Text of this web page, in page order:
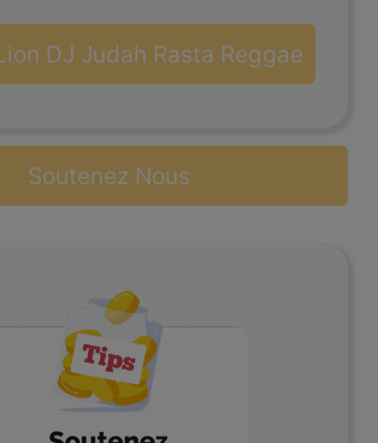
DJ Judah Rasta Reggae
Soutenez Nous